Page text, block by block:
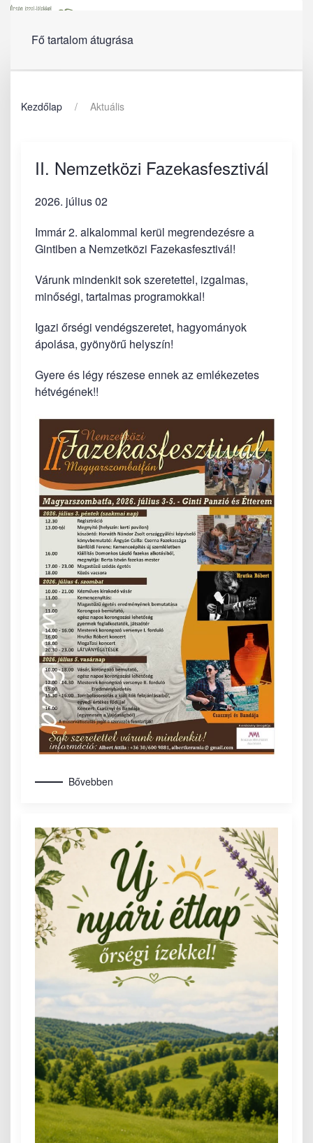
Fő tartalom átugrása
Kezdőlap Aktuális
II. Nemzetközi Fazekasfesztivál
2026. július 02
Immár 2. alkalommal kerül megrendezésre a
Gintiben a Nemzetközi Fazekasfesztivál!
Várunk mindenkit sok szeretettel, izgalmas,
minőségi, tartalmas programokkal!
Igazi őrségi vendégszeretet, hagyományok
ápolása, gyönyörű helyszín!
Gyere és légy részese ennek az emlékezetes
hétvégének!!
Bővebben